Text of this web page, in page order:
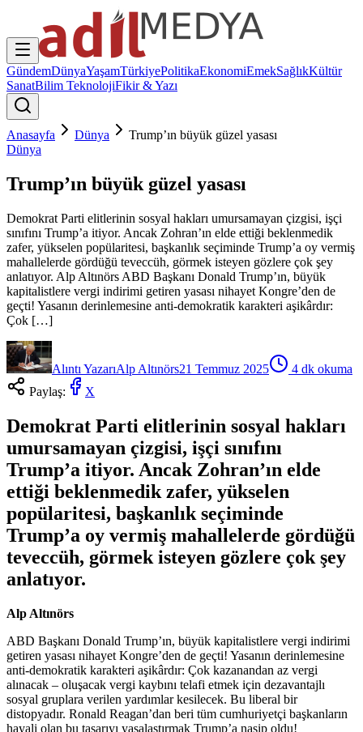
GündemDünyaYaşamTürkiyePolitikaEkonomiEmekSağlıkKültür
SanatBilim TeknolojiFikir & Yazı
Anasayfa Dünya
Trump’ın büyük güzel yasası
Dünya
Trump’ın büyük güzel yasası
Demokrat Parti elitlerinin sosyal hakları umursamayan çizgisi, işçi
sınıfını Trump’a itiyor. Ancak Zohran’ın elde ettiği beklenmedik
zafer, yükselen popülaritesi, başkanlık seçiminde Trump’a oy vermiş
mahallelerde gördüğü teveccüh, görmek isteyen gözlere çok şey
anlatıyor. Alp Altınörs ABD Başkanı Donald Trump’ın, büyük
kapitalistlere vergi indirimi getiren yasası nihayet Kongre’den de
geçti! Yasanın derinlemesine anti-demokratik karakteri aşikârdır:
Çok […]
Alıntı YazarıAlp Altınörs21 Temmuz 2025 4 dk okuma
Paylaş:
X
Demokrat Parti elitlerinin sosyal hakları
umursamayan çizgisi, işçi sınıfını
Trump’a itiyor. Ancak Zohran’ın elde
ettiği beklenmedik zafer, yükselen
popülaritesi, başkanlık seçiminde
Trump’a oy vermiş mahallelerde gördüğü
teveccüh, görmek isteyen gözlere çok şey
anlatıyor.
Alp Altınörs
ABD Başkanı Donald Trump’ın, büyük kapitalistlere vergi indirimi
getiren yasası nihayet Kongre’den de geçti! Yasanın derinlemesine
anti-demokratik karakteri aşikârdır: Çok kazanandan az vergi
alınacak – oluşacak vergi kaybını telafi etmek için dezavantajlı
sosyal gruplara verilen yardımlar kesilecek. Bu liberal bir
distopyadır. Ronald Reagan’dan beri tüm cumhuriyetçi başkanların
hayali olan bu tasarıyı yasalaştırmak Trump’a nasip oldu!